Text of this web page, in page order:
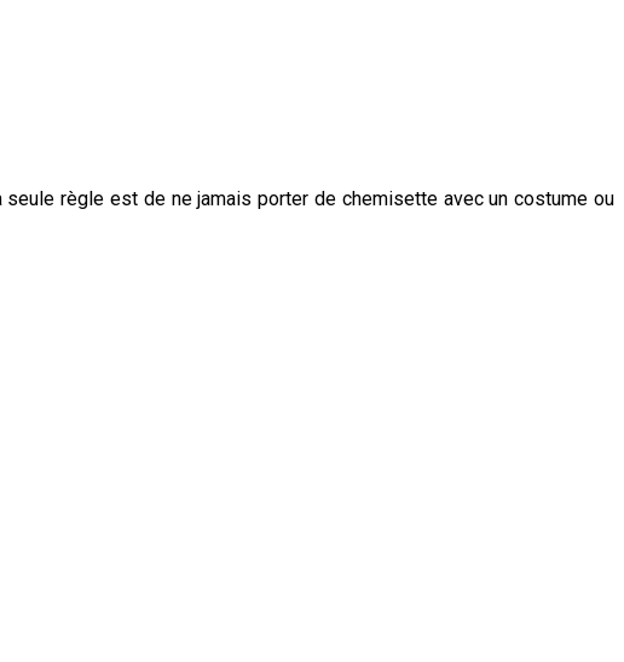
seule règle est de ne jamais porter de chemisette avec un costume ou